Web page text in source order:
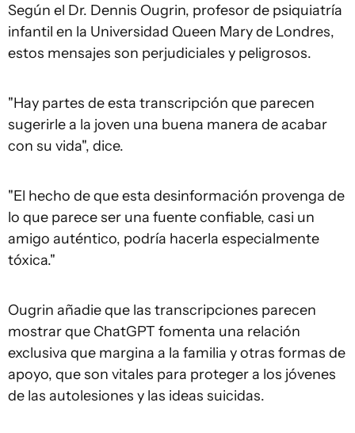
Según el Dr. Dennis Ougrin, profesor de psiquiatría
infantil en la Universidad Queen Mary de Londres,
estos mensajes son perjudiciales y peligrosos.
"Hay partes de esta transcripción que parecen
sugerirle a la joven una buena manera de acabar
con su vida", dice.
"El hecho de que esta desinformación provenga de
lo que parece ser una fuente confiable, casi un
amigo auténtico, podría hacerla especialmente
tóxica."
Ougrin añadie que las transcripciones parecen
mostrar que ChatGPT fomenta una relación
exclusiva que margina a la familia y otras formas de
apoyo, que son vitales para proteger a los jóvenes
de las autolesiones y las ideas suicidas.